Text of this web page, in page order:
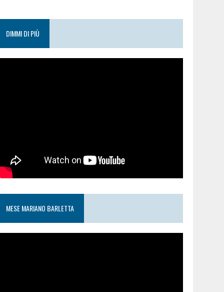
DIMMI DI PIÙ
MESE MARIANO BARLETTA